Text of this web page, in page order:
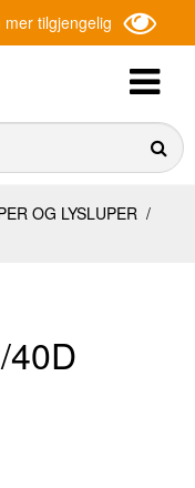
tilgjengelig
OG LYSLUPER /